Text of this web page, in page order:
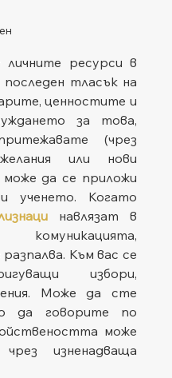
ресурси в
тласък на
ценностите и
за това,
(чрез
или нови
може да се приложи
ученето. Когато
навлязат в
Към вас се
избори,
Може да сте
да говорите по
може
изненадваща